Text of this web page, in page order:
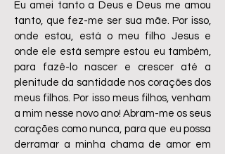
Eu amei tanto a Deus e Deus me amou
tanto, que fez-me ser sua mãe. Por isso,
onde estou, está o meu filho Jesus e
onde ele está sempre estou eu também,
para fazê-lo nascer e crescer até a
plenitude da santidade nos corações dos
meus filhos. Por isso meus filhos, venham
a mim nesse novo ano! Abram-me os seus
corações como nunca, para que eu possa
derramar a minha chama de amor em